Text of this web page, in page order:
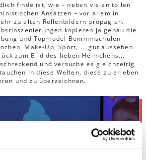
finde ist, wie – neben vielen tollen
Ansätzen – vor allem in
zu alten Rollenbildern propagiert
kopieren ja genau die
und Topmodel Benimmschulen
Make-Up, Sport, ... gut aussehen
zum Bild des lieben Heimchens...
und versuche es gleichzeitig
in diese Welten, diese zu erleben
und zu überzeichnen.